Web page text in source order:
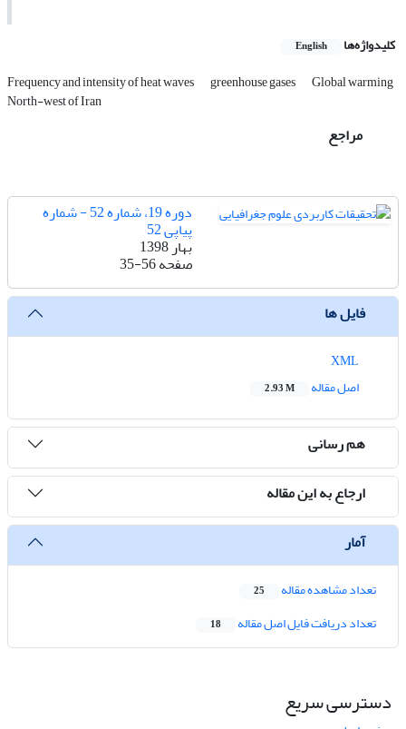
کلیدواژه‌ها English
Frequency and intensity of heat waves greenhouse gases Global warming
North-west of Iran
مراجع
دوره 19، شماره 52 - شماره
پیاپی 52
بهار 1398
صفحه35-56
فایل ها
اصل مقاله
2.93 M
هم رسانی
ارجاع به این مقاله
آمار
تعداد مشاهده مقاله 25
تعداد دریافت فایل اصل مقاله 18
دسترسی سریع